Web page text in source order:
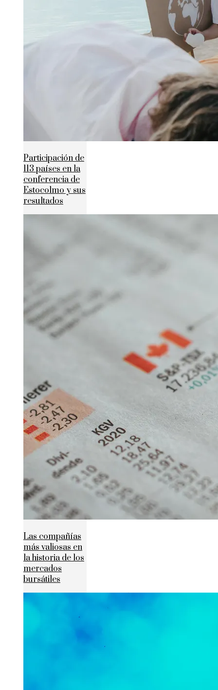
Participación de
113 países en la
conferencia de
Estocolmo y sus
resultados
Las compañías
más valiosas en
la historia de los
mercados
bursátiles